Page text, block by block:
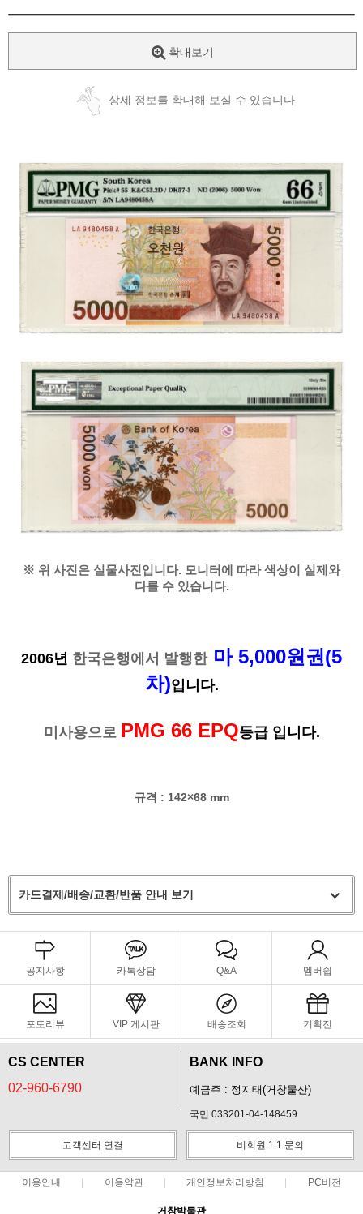
확대보기
상세 정보를 확대해 보실 수 있습니다
※ 위 사진은 실물사진입니다. 모니터에 따라 색상이 실제와
다를 수 있습니다.
2006년 한국은행에서 발행한마 5,000원권(5
차)입니다.
미사용으로 PMG 66 EPQ등급 입니다.
규격 : 142×68 mm
카드결제/배송/교환/반품 안내 보기
공지사항 카톡상담 Q&A 멤버쉽
포토리뷰 VIP 게시판 배송조회 기획전
CS CENTER
02-960-6790
BANK INFO
예금주 : 정지태(거창물산)
국민 033201-04-148459
고객센터 연결 비회원 1:1 문의
이용안내 이용약관 개인정보처리방침 PC버전
거창박물관